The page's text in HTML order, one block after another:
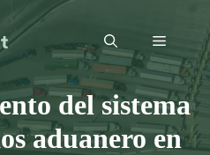
Menú
del sistema
aduanero en